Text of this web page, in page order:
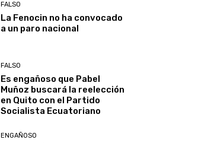
FALSO
La Fenocin no ha convocado
a un paro nacional
FALSO
Es engañoso que Pabel
Muñoz buscará la reelección
en Quito con el Partido
Socialista Ecuatoriano
ENGAÑOSO